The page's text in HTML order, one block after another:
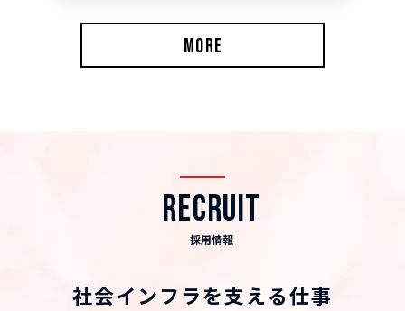
MORE
RECRUIT
採用情報
社会インフラを支える仕事